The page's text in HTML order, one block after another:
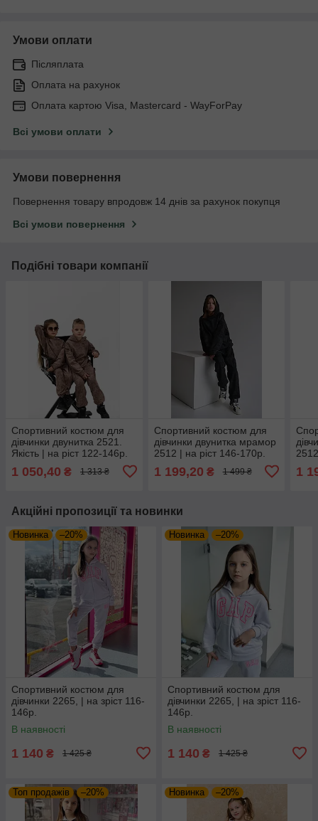
Умови оплати
Післяплата
Оплата на рахунок
Оплата картою Visa, Mastercard - WayForPay
Всі умови оплати
Умови повернення
Повернення товару впродовж 14 днів за рахунок покупця
Всі умови повернення
Подібні товари компанії
Спортивний костюм для
дівчинки двунитка 2521.
Якість | на ріст 122-146р.
1 050,40 ₴ 1 313 ₴
Спортивний костюм для
дівчинки двунитка мрамор
2512 | на ріст 146-170р.
1 199,20 ₴ 1 499 ₴ 1
Акційні пропозиції та новинки
Новинка –20%
Спортивний костюм для
дівчинки 2265, | на зріст 116-
146р.
В наявності
1 140 ₴ 1 425 ₴
Новинка –20%
Спортивний костюм для
дівчинки 2265, | на зріст 116-
146р.
В наявності
1 140 ₴ 1 425 ₴
Топ продажів –20% Новинка –20%